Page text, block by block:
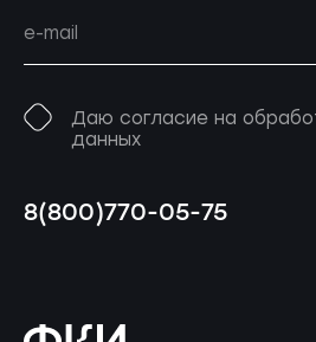
Даю согласие на
данных
8(800)770-05-75